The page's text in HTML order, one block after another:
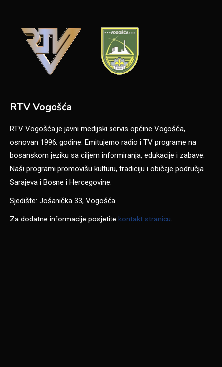
RTV Vogošća
RTV Vogošća je javni medijski servis općine Vogošća,
osnovan 1996. godine. Emitujemo radio i TV programe na
bosanskom jeziku sa ciljem informiranja, edukacije i zabave.
Naši programi promovišu kulturu, tradiciju i običaje područja
Sarajeva i Bosne i Hercegovine.
Sjedište: Jošanička 33, Vogošća
Za dodatne informacije posjetite kontakt stranicu